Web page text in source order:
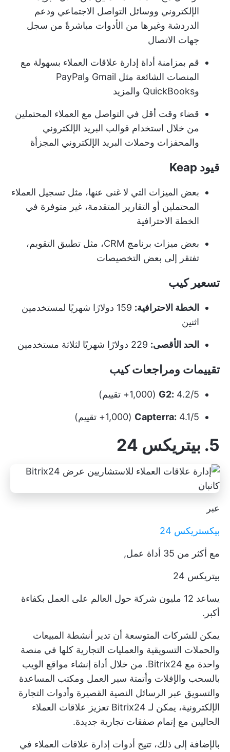
الإلكتروني ووسائل التواصل الاجتماعي ودعم
الدردشة وغيرها من الأدوات مباشرةً من سجل
جهات الاتصال
قم بمزامنة أداة إدارة علاقات العملاء بسهولة مع
المنصات الشائعة مثل Gmail وPayPal
وQuickBooks والمزيد
قضاء وقت أقل في التواصل مع العملاء المحتملين
من خلال استخدام قوالب البريد الإلكتروني
والمحفزات وحملات البريد الإلكتروني المجزأة
قيود Keap
بعض الميزات التي لا غنى عنها، مثل تسجيل العملاء
المحتملين أو التقارير المتقدمة، غير متوفرة في
الخطة الاحترافية
بعض ميزات برنامج CRM، مثل تطبيق التقويم،
تفتقر إلى بعض التخصيصات
تسعير كيب
الخطة الاحترافية:
159 دولارًا شهريًا لمستخدمين
اثنين
الحد الأقصى:
تقييمات ومراجعات كيب
G2: 4.2/5 (1,000+ تقييم)
Capterra: 4.1/5 (1,000+ تقييم)
5. بيتريكس 24
عبر
بيكستريكس 24
مع أكثر من 35 أداة عمل,
بيتريكس 24
يساعد 12 مليون شركة حول العالم على العمل بكفاءة
أكبر.
يمكن للشركات المتوسعة أن تدير أنشطة المبيعات
والحملات التسويقية والعمليات التجارية كلها في منصة
واحدة مع Bitrix24. من خلال أداة إنشاء مواقع الويب
بالسحب والإفلات وأتمتة سير العمل ومكتب المساعدة
والتسويق عبر الرسائل النصية القصيرة وأدوات التجارة
الإلكترونية، يمكن لـ Bitrix24 تعزيز علاقات العملاء
الحاليين مع إتمام صفقات تجارية جديدة.
بالإضافة إلى ذلك، تتيح أدوات إدارة علاقات العملاء في